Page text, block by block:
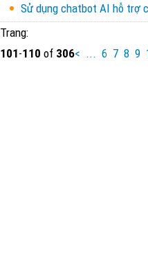
Sử dụng chatbot AI hỗ trợ
Trang:
101-110 of 306< ... 6 7 8 9